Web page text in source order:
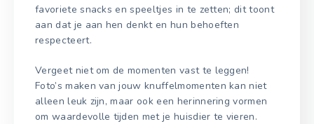
favoriete snacks en speeltjes in te zetten; dit toont
aan dat je aan hen denkt en hun behoeften
respecteert.
Vergeet niet om de momenten vast te leggen!
Foto’s maken van jouw knuffelmomenten kan niet
alleen leuk zijn, maar ook een herinnering vormen
om waardevolle tijden met je huisdier te vieren.